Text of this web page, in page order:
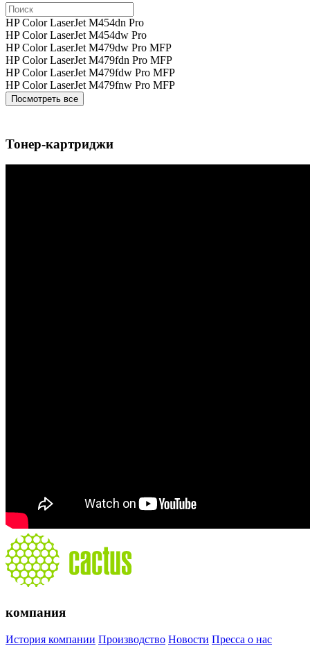
HP Color LaserJet M454dn Pro
HP Color LaserJet M454dw Pro
HP Color LaserJet M479dw Pro MFP
HP Color LaserJet M479fdn Pro MFP
HP Color LaserJet M479fdw Pro MFP
HP Color LaserJet M479fnw Pro MFP
Посмотреть все
Тонер-картриджи
компания
История компании Производство Новости Пресса о нас